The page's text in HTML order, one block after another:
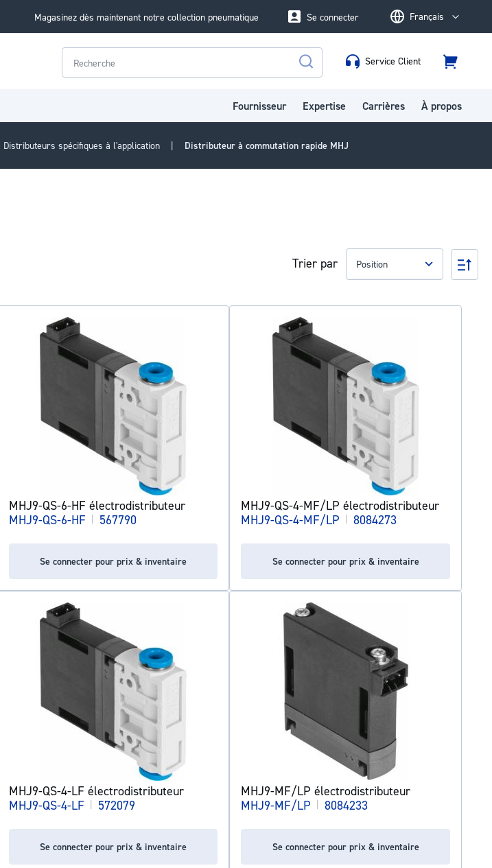
Magasinez dès maintenant notre collection pneumatique LanguageFrançais
Se connecter
Rechercher
Service Client
Panier
Fournisseur Expertise Carrières À propos
Distributeurs spécifiques à l'application Distributeur à commutation rapide MHJ
Trier par
Par
MHJ9-QS-6-HF électrodistributeur
MHJ9-QS-6-HF | 567790
Se connecter pour prix & inventaire
MHJ9-QS-4-MF/LP électrodistributeur
MHJ9-QS-4-MF/LP | 8084273
Se connecter pour prix & inventaire
MHJ9-QS-4-LF électrodistributeur
MHJ9-QS-4-LF | 572079
Se connecter pour prix & inventaire
MHJ9-MF/LP électrodistributeur
MHJ9-MF/LP | 8084233
Se connecter pour prix & inventaire